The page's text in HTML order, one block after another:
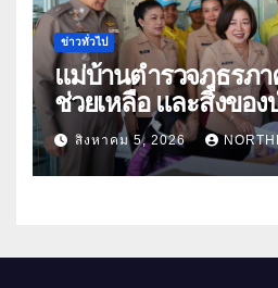
ข่าวทั่วไป
แม่บ้านตำรวจภูธรภา
ช่วยเหลือ และสิ่งขอ
ธิดา ข้าราชการตำรวจจังหวัด
อุทัยธานี
สิงหาคม 5, 2026